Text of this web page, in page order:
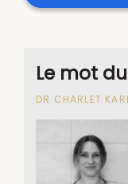
Le mot
DR CHARLET